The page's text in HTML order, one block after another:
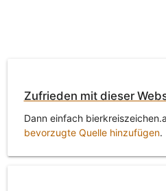
Zufrieden mit dieser
Dann einfach
bevorzugte Quelle hinzufügen.